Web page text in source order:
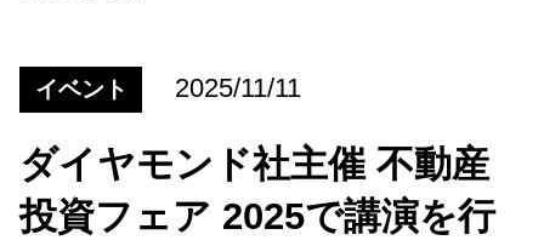
イベント 2025/11/11
ダイヤモンド社主催 不動産
投資フェア 2025で講演を行